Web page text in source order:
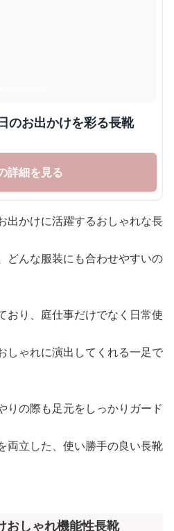
のお出かけを彩る長靴
詳細を見る
出かけに活躍するおしゃれな長
どんな服装にも合わせやすいの
おり、庭仕事だけでなく日常使
しゃれに演出してくれる一足で
りの際も足元をしっかりガード
両立した、使い勝手の良い長靴
おしゃれ機能性長靴